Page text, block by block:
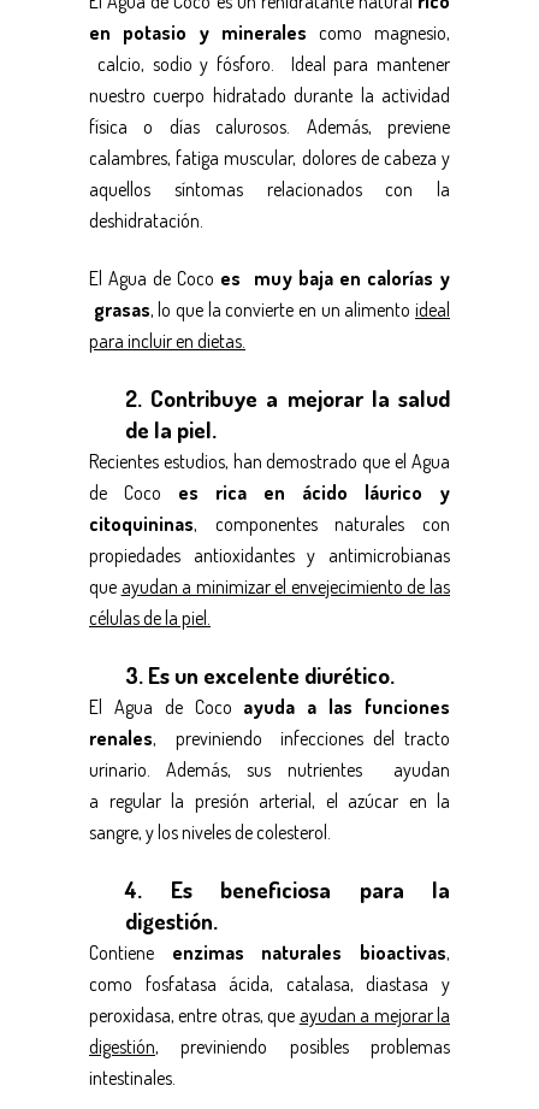
en potasio y minerales como magnesio,
calcio, sodio y fósforo. Ideal para mantener
nuestro cuerpo hidratado durante la actividad
física o días calurosos. Además, previene
calambres, fatiga muscular, dolores de cabeza y
aquellos síntomas relacionados con la
deshidratación.
El Agua de Coco es muy baja en calorías y
grasas, lo que la convierte en un alimentoideal
para incluir en dietas.
2. Contribuye a mejorar la salud
de la piel.
Recientes estudios, han demostrado que el Agua
de Coco es rica en ácido láurico y
citoquininas, componentes naturales con
propiedades antioxidantes y antimicrobianas
que ayudan a minimizar el envejecimiento de las
células de la piel.
3. Es un excelente diurético.
El Agua de Coco ayuda a las funciones
renales, previniendo infecciones del tracto
urinario. Además, sus nutrientes ayudan
a regular la presión arterial, el azúcar en la
sangre, y los niveles de colesterol.
4. Es beneficiosa para la
digestión.
Contiene enzimas naturales bioactivas,
como fosfatasa ácida, catalasa, diastasa y
peroxidasa, entre otras, que ayudan a mejorar la
digestión, previniendo posibles problemas
intestinales.